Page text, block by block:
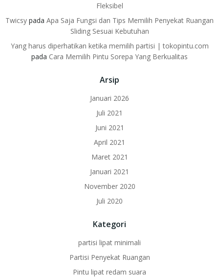
Fleksibel
Twicsy pada Apa Saja Fungsi dan Tips Memilih Penyekat Ruangan
Sliding Sesuai Kebutuhan
Yang harus diperhatikan ketika memilih partisi | tokopintu.com
pada Cara Memilih Pintu Sorepa Yang Berkualitas
Arsip
Januari 2026
Juli 2021
Juni 2021
April 2021
Maret 2021
Januari 2021
November 2020
Juli 2020
Kategori
partisi lipat minimali
Partisi Penyekat Ruangan
Pintu lipat redam suara